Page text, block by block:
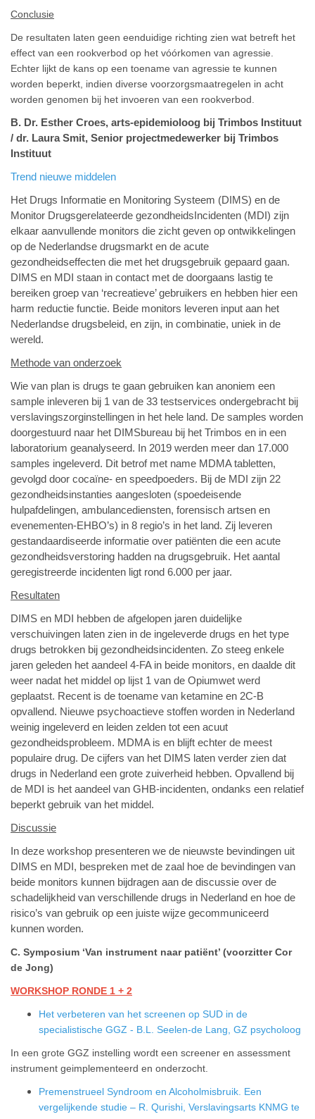
Conclusie
De resultaten laten geen eenduidige richting zien wat betreft het
effect van een rookverbod op het vóórkomen van agressie.
Echter lijkt de kans op een toename van agressie te kunnen
worden beperkt, indien diverse voorzorgsmaatregelen in acht
worden genomen bij het invoeren van een rookverbod.
B. Dr. Esther Croes, arts-epidemioloog bij Trimbos Instituut
/ dr. Laura Smit, Senior projectmedewerker bij Trimbos
Instituut
Trend nieuwe middelen
Het Drugs Informatie en Monitoring Systeem (DIMS) en de
Monitor Drugsgerelateerde gezondheidsIncidenten (MDI) zijn
elkaar aanvullende monitors die zicht geven op ontwikkelingen
op de Nederlandse drugsmarkt en de acute
gezondheidseffecten die met het drugsgebruik gepaard gaan.
DIMS en MDI staan in contact met de doorgaans lastig te
bereiken groep van ‘recreatieve’ gebruikers en hebben hier een
harm reductie functie. Beide monitors leveren input aan het
Nederlandse drugsbeleid, en zijn, in combinatie, uniek in de
wereld.
Methode van onderzoek
Wie van plan is drugs te gaan gebruiken kan anoniem een
sample inleveren bij 1 van de 33 testservices ondergebracht bij
verslavingszorginstellingen in het hele land. De samples worden
doorgestuurd naar het DIMSbureau bij het Trimbos en in een
laboratorium geanalyseerd. In 2019 werden meer dan 17.000
samples ingeleverd. Dit betrof met name MDMA tabletten,
gevolgd door cocaïne- en speedpoeders. Bij de MDI zijn 22
gezondheidsinstanties aangesloten (spoedeisende
hulpafdelingen, ambulancediensten, forensisch artsen en
evenementen-EHBO’s) in 8 regio’s in het land. Zij leveren
gestandaardiseerde informatie over patiënten die een acute
gezondheidsverstoring hadden na drugsgebruik. Het aantal
geregistreerde incidenten ligt rond 6.000 per jaar.
Resultaten
DIMS en MDI hebben de afgelopen jaren duidelijke
verschuivingen laten zien in de ingeleverde drugs en het type
drugs betrokken bij gezondheidsincidenten. Zo steeg enkele
jaren geleden het aandeel 4-FA in beide monitors, en daalde dit
weer nadat het middel op lijst 1 van de Opiumwet werd
geplaatst. Recent is de toename van ketamine en 2C-B
opvallend. Nieuwe psychoactieve stoffen worden in Nederland
weinig ingeleverd en leiden zelden tot een acuut
gezondheidsprobleem. MDMA is en blijft echter de meest
populaire drug. De cijfers van het DIMS laten verder zien dat
drugs in Nederland een grote zuiverheid hebben. Opvallend bij
de MDI is het aandeel van GHB-incidenten, ondanks een relatief
beperkt gebruik van het middel.
Discussie
In deze workshop presenteren we de nieuwste bevindingen uit
DIMS en MDI, bespreken met de zaal hoe de bevindingen van
beide monitors kunnen bijdragen aan de discussie over de
schadelijkheid van verschillende drugs in Nederland en hoe de
risico’s van gebruik op een juiste wijze gecommuniceerd
kunnen worden.
C. Symposium ‘Van instrument naar patiënt’ (voorzitter Cor
de Jong)
WORKSHOP RONDE 1 + 2
Het verbeteren van het screenen op SUD in de
specialistische GGZ - B.L. Seelen-de Lang, GZ psycholoog
In een grote GGZ instelling wordt een screener en assessment
instrument geimplementeerd en onderzocht.
Premenstrueel Syndroom en Alcoholmisbruik. Een
vergelijkende studie – R. Qurishi, Verslavingsarts KNMG te